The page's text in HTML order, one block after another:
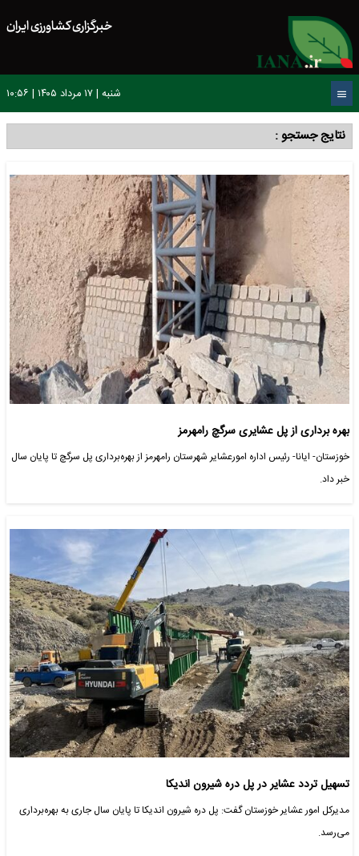
خبرگزاری کشاورزی ایران
شنبه | ۱۷ مرداد ۱۴۰۵ | ۱۰:۵۶
نتایج جستجو :
بهره برداری از پل عشایری سرگچ رامهرمز
خوزستان- ایانا- رئیس اداره امورعشایر شهرستان رامهرمز از بهره‌برداری پل سرگچ تا پایان سال
خبر داد.
تسهیل تردد عشایر در پل دره شیرون اندیکا
مدیرکل امور عشایر خوزستان گفت: پل دره شیرون اندیکا تا پایان سال جاری به بهره‌برداری
می‌رسد.